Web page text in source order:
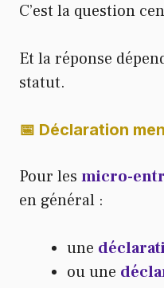
C’est la question
Et la réponse
statut.
📅 Déclaration
Pour les micro-
en général :
une
ou une